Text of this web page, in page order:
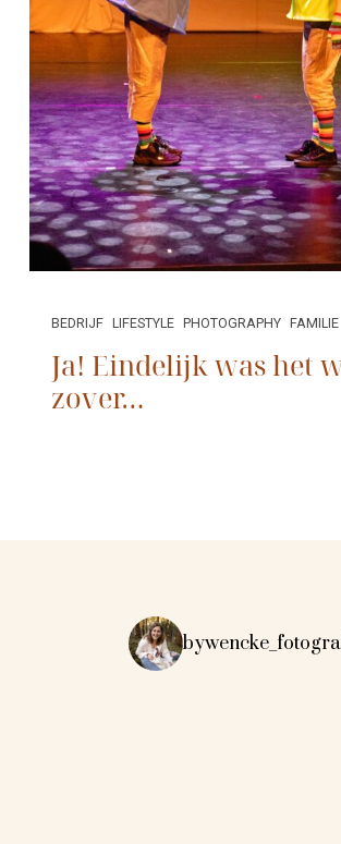
BEDRIJF LIFESTYLE PHOTOGRAPHY FAMILIE
Ja! Eindelijk was het
zover…